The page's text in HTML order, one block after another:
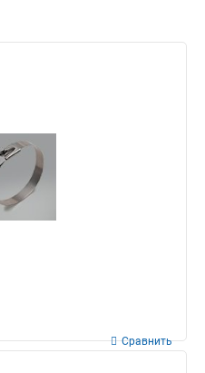
Сравнить